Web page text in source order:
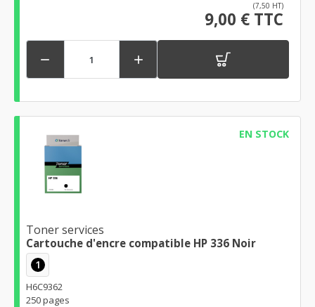
(7,50 HT)
9,00 € TTC
 
EN STOCK
Toner services
Cartouche d'encre compatible HP 336 Noir
1
H6C9362
250 pages